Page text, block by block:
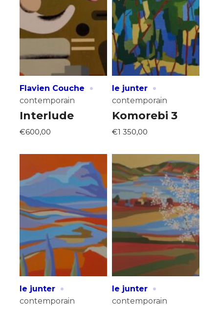
J'accepte lestermes et conditions
* Champ obligatoire
Flavien Couche ·
contemporain
Interlude
€600,00
le junter ·
contemporain
Komorebi 3
€1 350,00
le junter ·
contemporain
le junter ·
contemporain